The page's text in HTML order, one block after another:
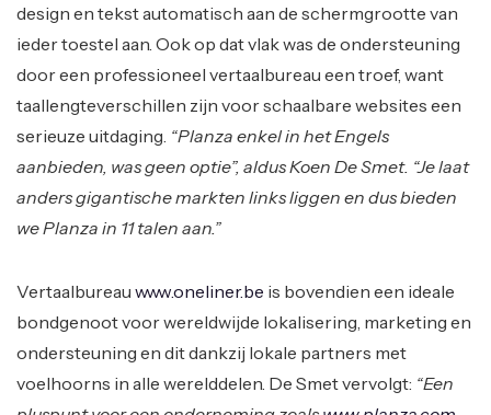
design en tekst automatisch aan de schermgrootte van
ieder toestel aan. Ook op dat vlak was de ondersteuning
door een professioneel vertaalbureau een troef, want
taallengteverschillen zijn voor schaalbare websites een
serieuze uitdaging. “Planza enkel in het Engels
aanbieden, was geen optie”, aldus Koen De Smet. “Je laat
anders gigantische markten links liggen en dus bieden
we Planza in 11 talen aan.”
Vertaalbureau www.oneliner.be is bovendien een ideale
bondgenoot voor wereldwijde lokalisering, marketing en
ondersteuning en dit dankzij lokale partners met
voelhoorns in alle werelddelen. De Smet vervolgt: “Een